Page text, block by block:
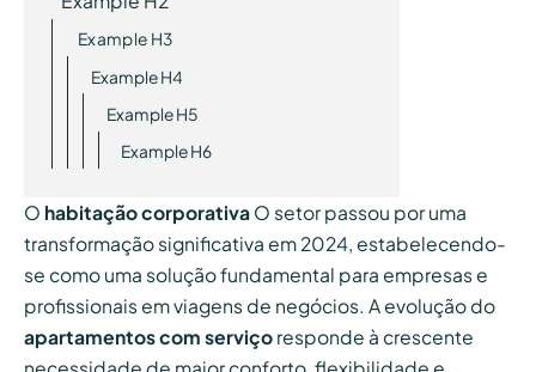
Example H3
Example H4
Example H5
Example H6
O habitação corporativaO setor passou por uma
transformação significativa em 2024, estabelecendo-
se como uma solução fundamental para empresas e
profissionais em viagens de negócios. A evolução do
apartamentos com serviçoresponde à crescente
necessidade de maior conforto, flexibilidade e